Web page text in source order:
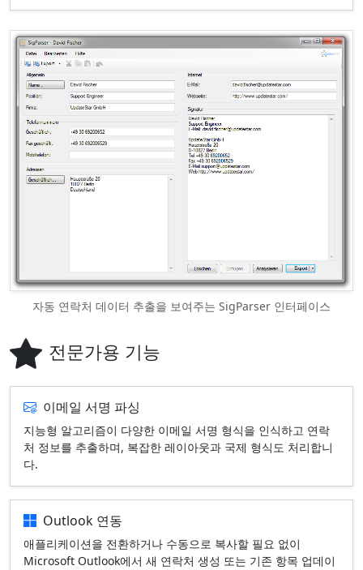
자동 연락처 데이터 추출을 보여주는 SigParser 인터페이스
전문가용 기능
이메일 서명 파싱
지능형 알고리즘이 다양한 이메일 서명 형식을 인식하고 연락
처 정보를 추출하며, 복잡한 레이아웃과 국제 형식도 처리합니
다.
Outlook 연동
애플리케이션을 전환하거나 수동으로 복사할 필요 없이
Microsoft Outlook에서 새 연락처 생성 또는 기존 항목 업데이